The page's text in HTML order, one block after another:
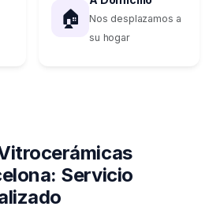
🏠
Nos desplazamos a
su hogar
Servicio